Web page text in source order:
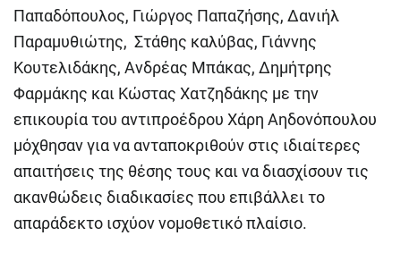
Παπαδόπουλος, Γιώργος Παπαζήσης, Δανιήλ
Παραμυθιώτης, Στάθης καλύβας, Γιάννης
Κουτελιδάκης, Ανδρέας Μπάκας, Δημήτρης
Φαρμάκης και Κώστας Χατζηδάκης με την
επικουρία του αντιπροέδρου Χάρη Αηδονόπουλου
μόχθησαν για να ανταποκριθούν στις ιδιαίτερες
απαιτήσεις της θέσης τους και να διασχίσουν τις
ακανθώδεις διαδικασίες που επιβάλλει το
απαράδεκτο ισχύον νομοθετικό πλαίσιο.